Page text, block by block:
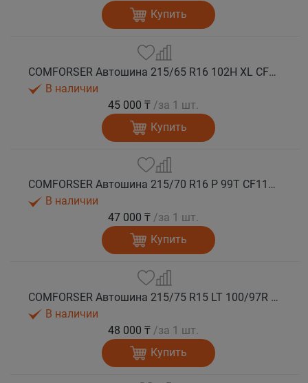
Купить
COMFORSER Автошина 215/65 R16 102H XL CF1100 RWL лето
В наличии
45 000 ₸ /за 1 шт.
Купить
COMFORSER Автошина 215/70 R16 P 99T CF1100 RWL лето
В наличии
47 000 ₸ /за 1 шт.
Купить
COMFORSER Автошина 215/75 R15 LT 100/97R CF1100 6PR RWL лето
В наличии
48 000 ₸ /за 1 шт.
Купить